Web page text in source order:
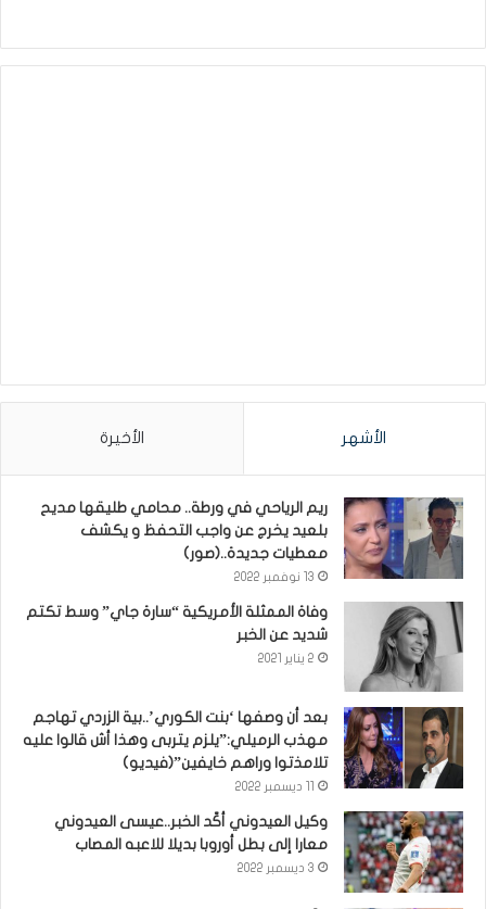
الأشهر الأخيرة
ريم الرياحي في ورطة.. محامي طليقها مديح
بلعيد يخرج عن واجب التحفظ و يكشف
معطيات جديدة..(صور)
13 نوفمبر 2022
وفاة الممثلة الأمريكية “سارة جاي” وسط تكتم
شديد عن الخبر
2 يناير 2021
بعد أن وصفها ‘بنت الكوري’..بية الزردي تهاجم
مهذب الرميلي:”يلزم يتربى وهذا أش قالوا عليه
تلامذتوا وراهم خايفين”(فيديو)
وكيل العيدوني أكّد الخبر..عيسى العيدوني
معارا إلى بطل أوروبا بديلا للاعبه المصاب
3 ديسمبر 2022